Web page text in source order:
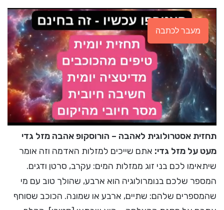
מעבר לכתבה
תחזית אסטרולוגית לאהבה – הורוסקופ אהבה מזל גדי
מעט על מזל גדי: אתם שייכים למזלות האדמה וזה אומר
שיתאימו לכם בני זוג ממזלות המים: עקרב, סרטן ודגים.
המספר שלכם בנומרולוגיה הוא ארבע, שהולך טוב עם מי
שהמספרים שלהם: שתיים, ארבע או שמונה. הכוכב שסוחף